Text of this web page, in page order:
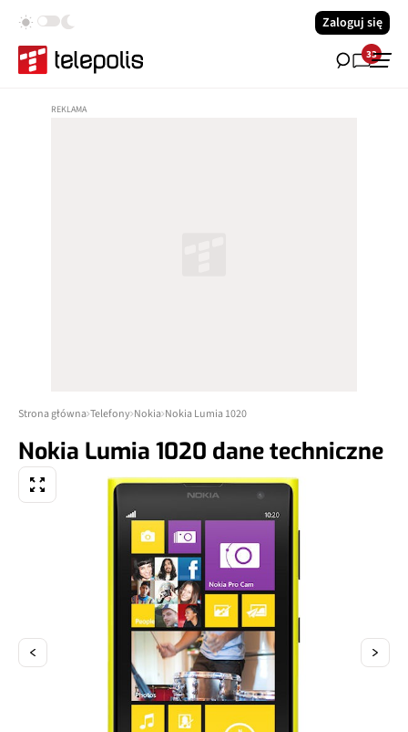
Zaloguj się
33
Strona główna Telefony Nokia Nokia Lumia 1020
Nokia Lumia 1020 dane techniczne